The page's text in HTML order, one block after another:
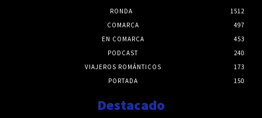
RONDA
1512
COMARCA
497
EN COMARCA
453
PODCAST
240
VIAJEROS ROMÁNTICOS
173
PORTADA
150
Destacado